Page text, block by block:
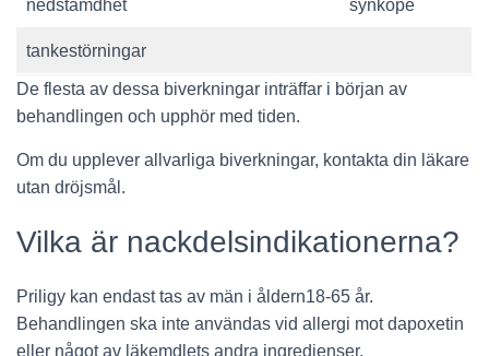
nedstämdhet synkope
tankestörningar
De flesta av dessa biverkningar inträffar i början av
behandlingen och upphör med tiden.
Om du upplever allvarliga biverkningar, kontakta din läkare
utan dröjsmål.
Vilka är nackdelsindikationerna?
Priligy kan endast tas av män i åldern18-65 år.
Behandlingen ska inte användas vid allergi mot dapoxetin
eller något av läkemdlets andra ingredienser.